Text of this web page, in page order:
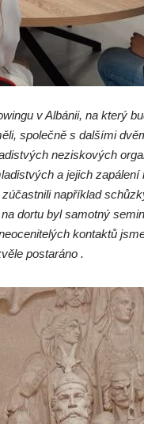
v Albánii, na který
společně s dalšími
neziskových
a jejich
například
dortu byl samotný
kontaktů
postaráno .